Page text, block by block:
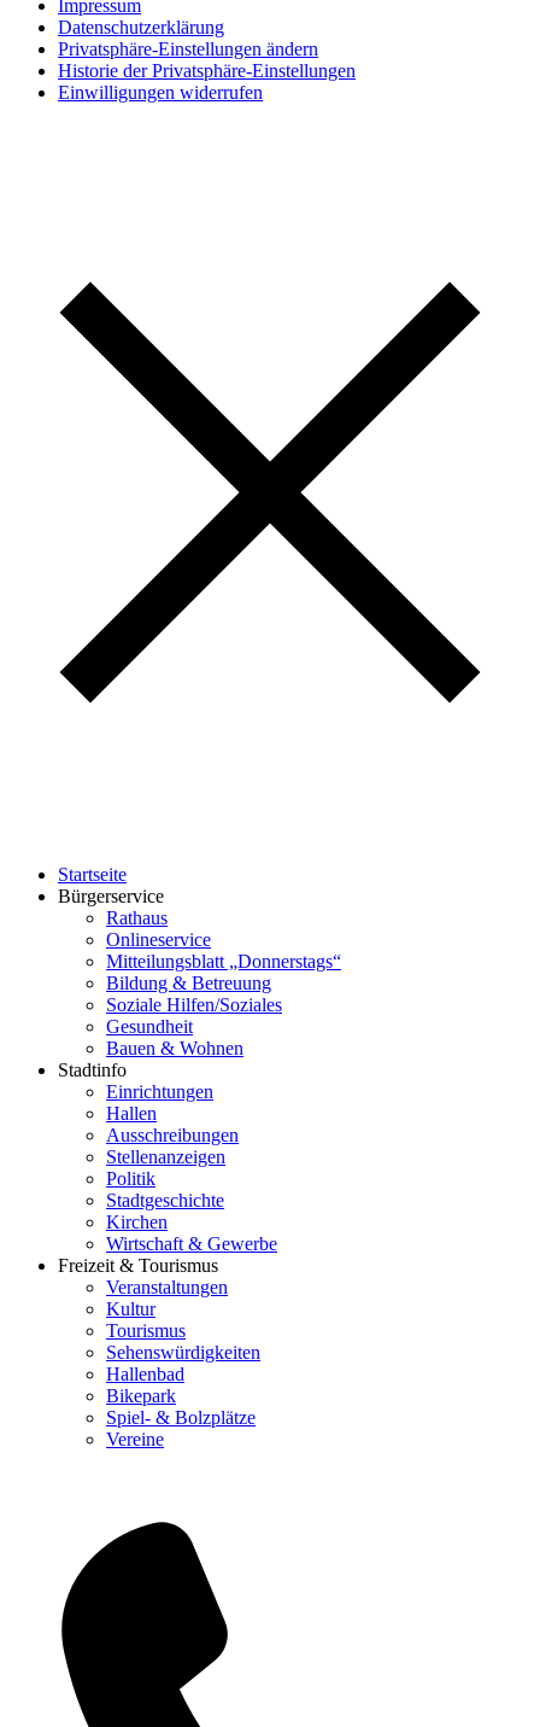
Impressum
Datenschutzerklärung
Privatsphäre-Einstellungen ändern
Historie der Privatsphäre-Einstellungen
Einwilligungen widerrufen
Startseite
Bürgerservice
Rathaus
Onlineservice
Mitteilungsblatt „Donnerstags“
Bildung & Betreuung
Soziale Hilfen/Soziales
Gesundheit
Bauen & Wohnen
Stadtinfo
Einrichtungen
Hallen
Ausschreibungen
Stellenanzeigen
Politik
Stadtgeschichte
Kirchen
Wirtschaft & Gewerbe
Freizeit & Tourismus
Veranstaltungen
Kultur
Tourismus
Sehenswürdigkeiten
Hallenbad
Bikepark
Spiel- & Bolzplätze
Vereine